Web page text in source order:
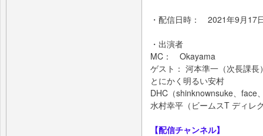
・配信日時： 2021年9月17
・出演者
MC： Okayama
ゲスト： 河本準一（次長課長
とにかく明るい安村
DHC（shinknownsuke、face
水村幸平（ビームスT ディレ
【配信チャンネル】